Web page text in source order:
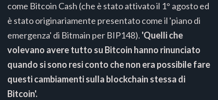
come Bitcoin Cash (che è stato attivato il 1° agosto ed
è stato originariamente presentato come il 'piano di
emergenza' di Bitmain per BIP148). 'Quelli che
volevano avere tutto su Bitcoin hanno rinunciato
quando si sono resi conto che non era possibile fare
questi cambiamenti sulla blockchain stessa di
Bitcoin'.